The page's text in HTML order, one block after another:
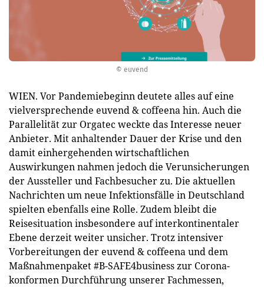
© euvend
WIEN. Vor Pandemiebeginn deutete alles auf eine
vielversprechende euvend & coffeena hin. Auch die
Parallelität zur Orgatec weckte das Interesse neuer
Anbieter. Mit anhaltender Dauer der Krise und den
damit einhergehenden wirtschaftlichen
Auswirkungen nahmen jedoch die Verunsicherungen
der Aussteller und Fachbesucher zu. Die aktuellen
Nachrichten um neue Infektionsfälle in Deutschland
spielten ebenfalls eine Rolle. Zudem bleibt die
Reisesituation insbesondere auf interkontinentaler
Ebene derzeit weiter unsicher. Trotz intensiver
Vorbereitungen der euvend & coffeena und dem
Maßnahmenpaket #B-SAFE4business zur Corona-
konformen Durchführung unserer Fachmessen,